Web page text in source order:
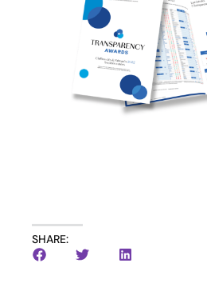
SHARE: